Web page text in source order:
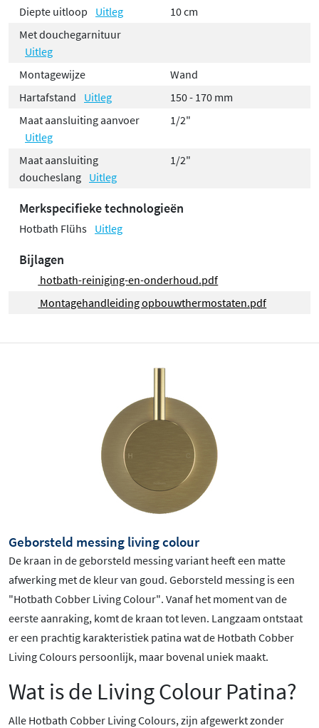
Diepte uitloop Uitleg
10 cm
Met douchegarnituur
Uitleg
Montagewijze
Wand
Hartafstand
Uitleg
150 - 170 mm
Maat aansluiting aanvoer
Uitleg
1/2"
Maat aansluiting
doucheslang Uitleg
1/2"
Merkspecifieke technologieën
Hotbath Flühs Uitleg
Bijlagen
hotbath-reiniging-en-onderhoud.pdf
Montagehandleiding opbouwthermostaten.pdf
Geborsteld messing living colour
De kraan in de geborsteld messing variant heeft een matte
afwerking met de kleur van goud. Geborsteld messing is een
"Hotbath Cobber Living Colour". Vanaf het moment van de
eerste aanraking, komt de kraan tot leven. Langzaam ontstaat
er een prachtig karakteristiek patina wat de Hotbath Cobber
Living Colours persoonlijk, maar bovenal uniek maakt.
Wat is de Living Colour Patina?
Alle Hotbath Cobber Living Colours, zijn afgewerkt zonder